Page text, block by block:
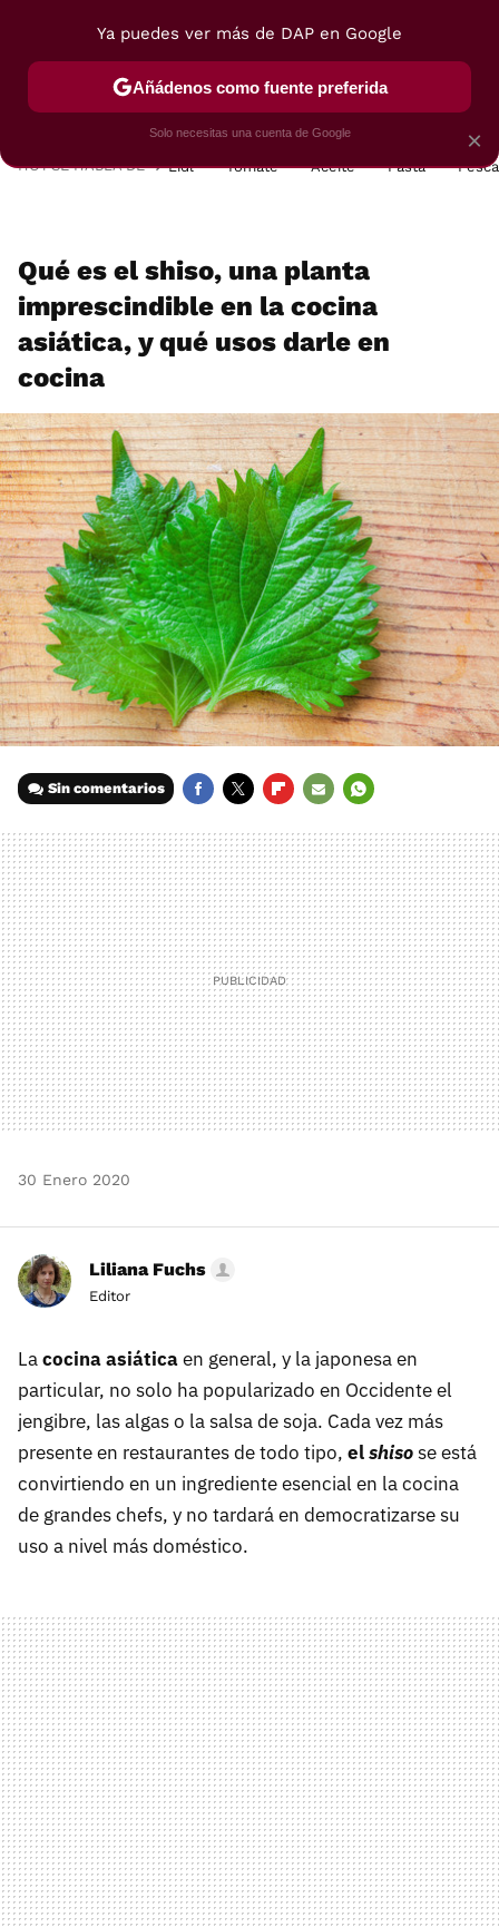
POSTRES VIAJES SELECCIÓN VEGUI
HOY SE HABLA DE Lidl Tomate Aceite Pasta
Qué es el shiso, una planta
imprescindible en la cocina
asiática, y qué usos darle en
cocina
Sin comentarios
MAIL
30 Enero 2020
Liliana Fuchs
Editor
Lacocina asiáticaen general, y la japonesa en
particular, no solo ha popularizado en Occidente el
jengibre, las algas o la salsa de soja. Cada vez más
presente en restaurantes de todo tipo, elshisose está
convirtiendo en un ingrediente esencial en la cocina
de grandes chefs, y no tardará en democratizarse su
uso a nivel más doméstico.
×
Ya puedes ver más de DAP en Google
Añádenos como fuente preferida
Solo necesitas una cuenta de Google